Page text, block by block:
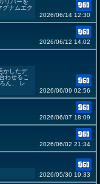
リバーを
ナムエク
2026/06/14 12:30
2026/06/12 14:02
かしたデ
わせるこ
ん、 レ
2026/06/09 02:56
2026/06/07 18:09
2026/06/02 21:34
2026/05/30 19:33